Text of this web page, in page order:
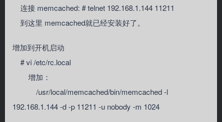
连接 memcached: # telnet 192.168.1.144 11211
到这里 memcached就已经安装好了。
增加到开机启动
# vi /etc/rc.local
增加：
/usr/local/memcached/bin/memcached -l
192.168.1.144 -d -p 11211 -u nobody -m 1024